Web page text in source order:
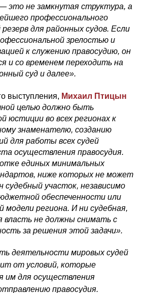
это не замкнутая структура, а
профессионального
для районных судов. Если
зрелостью и
к служению правосудию, он
и со временем переходить на
суд и далее».
выступления, Михаил Птицын
целью должно быть
юстиции во всех регионах к
знаменателю, созданию
для работы всех судей
осуществления правосудия.
единых минимальных
ниже которых не может
судебный участок, независимо
обеспеченности или
региона. И ни судебная,
власть не должны снимать с
за решения этой задачи».
деятельности мировых судей
от условий, которые
им для осуществления
правосудия.